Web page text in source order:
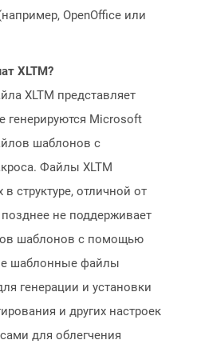
OpenOffice или
XLTM?
XLTM представляет
генерируются Microsoft
шаблонов с
Файлы XLTM
структуре, отличной от
позднее не поддерживает
шаблонов с помощью
шаблонные файлы
генерации и установки
и других настроек
для облегчения